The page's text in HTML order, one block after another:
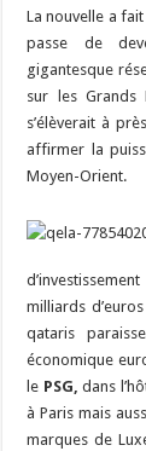
La nouvelle a
passe de
gigantesque
sur les Grands
s’élèverait à
affirmer la
Moyen-Orient.
milliards
qataris
économique
le PSG, dans
à Paris mais
marques de